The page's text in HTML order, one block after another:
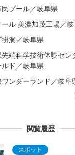
民プール／岐阜県
ール 美濃加茂工場／
掛洞／岐阜県
端科学技術体験セン
ルド／岐阜県
ワンダーランド／岐阜
閲覧履歴